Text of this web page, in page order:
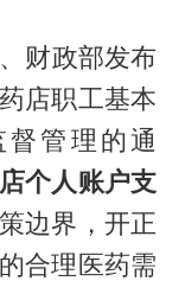
财政部发布
店职工基本
管理的通
个人账户支
边界，开正
合理医药需